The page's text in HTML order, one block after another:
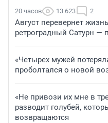
20 часов 13 623 2
Август перевернет
ретроградный Сатурн —
«Четырех мужей
проболтался о новой
«Не привози их мне в
разводит голубей,
возвращаются